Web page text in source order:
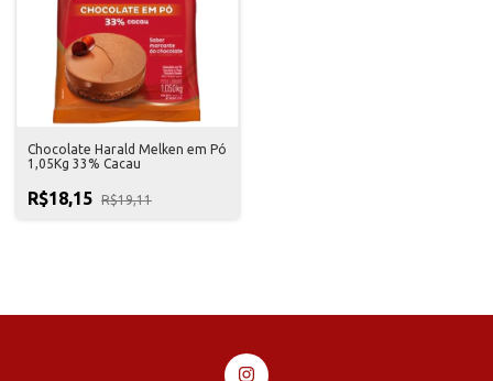
Chocolate Harald Melken em Pó
1,05Kg 33% Cacau
R$18,15 R$19,11